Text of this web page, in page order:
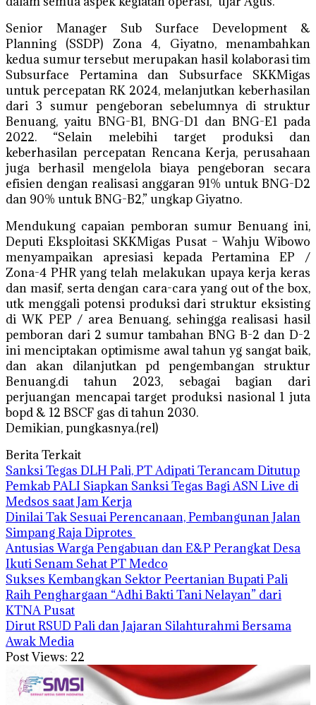
Senior Manager Sub Surface Development &
Planning (SSDP) Zona 4, Giyatno, menambahkan
kedua sumur tersebut merupakan hasil kolaborasi tim
Subsurface Pertamina dan Subsurface SKKMigas
untuk percepatan RK 2024, melanjutkan keberhasilan
dari 3 sumur pengeboran sebelumnya di struktur
Benuang, yaitu BNG-B1, BNG-D1 dan BNG-E1 pada
2022. “Selain melebihi target produksi dan
keberhasilan percepatan Rencana Kerja, perusahaan
juga berhasil mengelola biaya pengeboran secara
efisien dengan realisasi anggaran 91% untuk BNG-D2
dan 90% untuk BNG-B2,” ungkap Giyatno.
Mendukung capaian pemboran sumur Benuang ini,
Deputi Eksploitasi SKKMigas Pusat – Wahju Wibowo
menyampaikan apresiasi kepada Pertamina EP /
Zona-4 PHR yang telah melakukan upaya kerja keras
dan masif, serta dengan cara-cara yang out of the box,
utk menggali potensi produksi dari struktur eksisting
di WK PEP / area Benuang, sehingga realisasi hasil
pemboran dari 2 sumur tambahan BNG B-2 dan D-2
ini menciptakan optimisme awal tahun yg sangat baik,
dan akan dilanjutkan pd pengembangan struktur
Benuang.di tahun 2023, sebagai bagian dari
perjuangan mencapai target produksi nasional 1 juta
bopd & 12 BSCF gas di tahun 2030.
Demikian, pungkasnya.(rel)
Berita Terkait
Sanksi Tegas DLH Pali, PT Adipati Terancam Ditutup
Pemkab PALI Siapkan Sanksi Tegas Bagi ASN Live di
Medsos saat Jam Kerja
Dinilai Tak Sesuai Perencanaan, Pembangunan Jalan
Simpang Raja Diprotes
Antusias Warga Pengabuan dan E&P Perangkat Desa
Ikuti Senam Sehat PT Medco
Sukses Kembangkan Sektor Peertanian Bupati Pali
Raih Penghargaan “Adhi Bakti Tani Nelayan” dari
KTNA Pusat
Dirut RSUD Pali dan Jajaran Silahturahmi Bersama
Awak Media
Post Views: 22